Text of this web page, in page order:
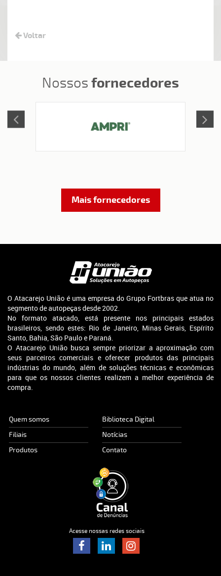
Voltar
Nossos fornecedores
Mais fornecedores
O Atacarejo União é uma empresa do Grupo Fortbras que atua no
segmento de autopeças desde 2002.
No formato atacado, está presente nos principais estados
brasileiros, sendo estes: Rio de Janeiro, Minas Gerais, Espírito
Santo, Bahia, São Paulo e Paraná.
O Atacarejo União busca sempre priorizar a aproximação com
seus parceiros comerciais e oferecer produtos das principais
indústrias do mundo, além de soluções técnicas e econômicas
para que os nossos clientes realizem a melhor experiência de
compra.
Quem somos
Filiais
Produtos
Biblioteca Digital
Notícias
Contato
Acesse nossas redes sociais